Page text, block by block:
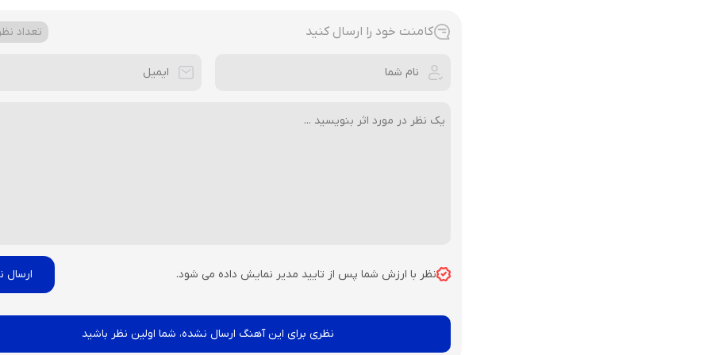
کامنت خود را ارسال کنید تعداد
نظر با ارزش شما پس از تایید مدیر نمایش داده می شود.
نظری برای این آهنگ ارسال نشده، شما اولین نظر باشید